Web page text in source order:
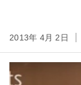
2013年 4月 2日